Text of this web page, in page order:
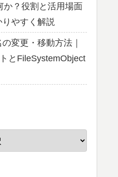
か？役割と活用場面
やすく解説
変更・移動方法｜
とFileSystemObject